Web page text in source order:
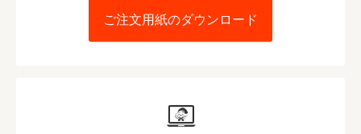
ご注文用紙のダウンロード